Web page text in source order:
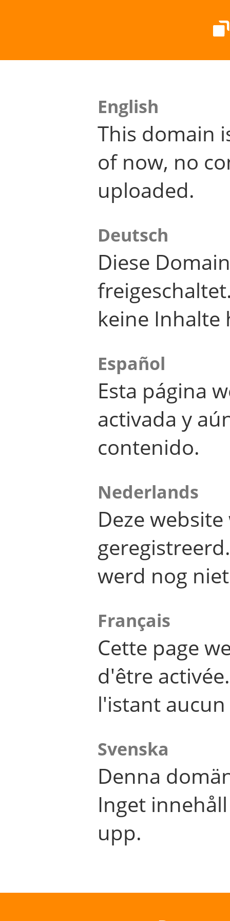
English
This domain
of now, no
uploaded.
Deutsch
Diese
keine Inhalte
Español
Esta página
activada y
contenido.
Nederlands
Deze
werd nog
Français
Cette page
d'être
l'istant
Svenska
Denna
Inget
upp.